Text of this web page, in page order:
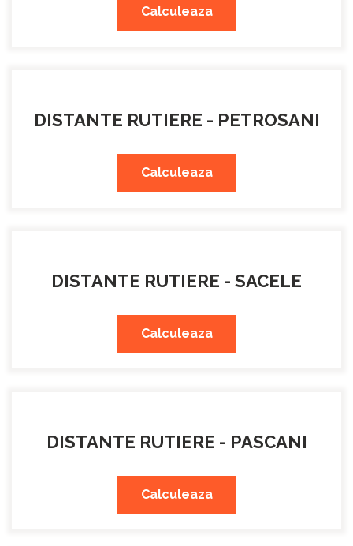
Calculeaza
DISTANTE RUTIERE - PETROSANI
Calculeaza
DISTANTE RUTIERE - SACELE
Calculeaza
DISTANTE RUTIERE - PASCANI
Calculeaza